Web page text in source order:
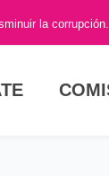
la corrupción.